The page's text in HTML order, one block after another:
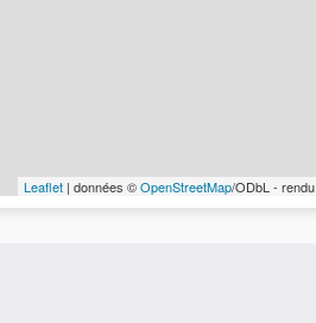
Leaflet | données ©OpenStreetMap/ODbL - rendu